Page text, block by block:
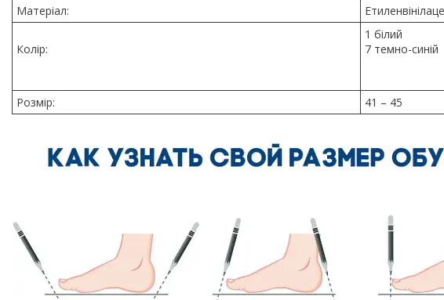
Матеріал:
Колір:
1 білий
7 темно-синій
Розмір: 41 – 45